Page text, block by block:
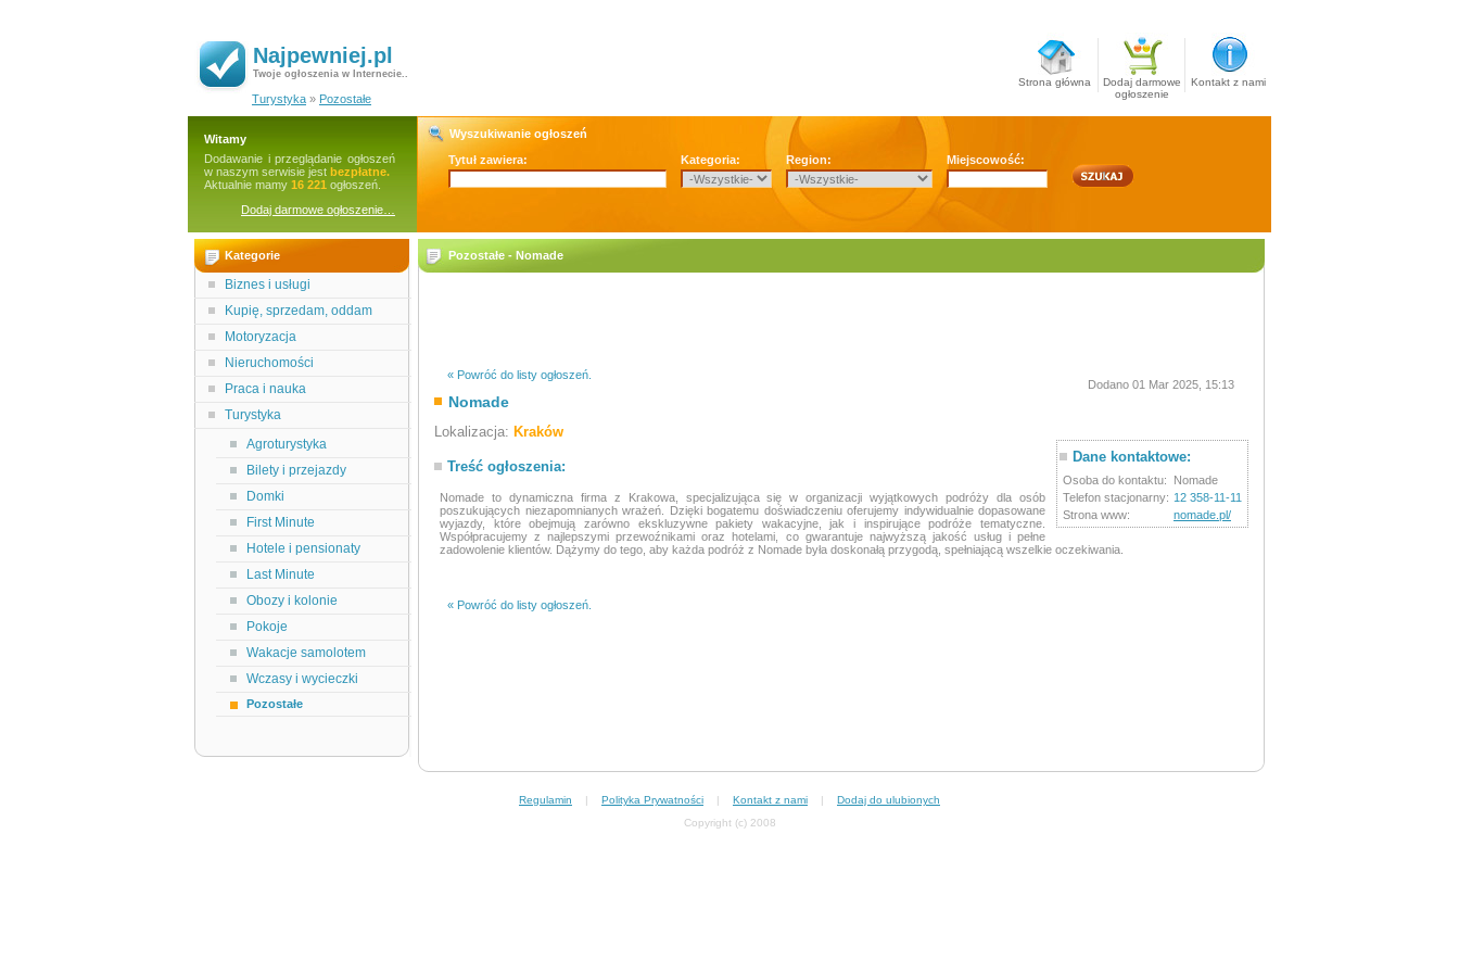
Najpewniej.pl
Twoje ogłoszenia w Internecie..
Strona główna
Dodaj darmowe
ogłoszenie
Kontakt z nami
Turystyka » Pozostałe
Witamy
Dodawanie i przeglądanie ogłoszeń
w naszym serwisie jest bezpłatne.
Aktualnie mamy 16 221 ogłoszeń.
Dodaj darmowe ogłoszenie…
Wyszukiwanie ogłoszeń
Tytuł zawiera:
Kategoria: Region: Miejscowość:
Kategorie
Biznes i usługi
Kupię, sprzedam, oddam
Motoryzacja
Nieruchomości
Praca i nauka
Turystyka
Agroturystyka
Bilety i przejazdy
Domki
First Minute
Hotele i pensionaty
Last Minute
Obozy i kolonie
Pokoje
Wakacje samolotem
Wczasy i wycieczki
Pozostałe
Pozostałe - Nomade
« Powróć do listy ogłoszeń.
Nomade
Dodano 01 Mar 2025, 15:13
Lokalizacja: Kraków
Dane kontaktowe:
Osoba do kontaktu:
Nomade
Telefon stacjonarny: 12 358-11-11
Strona www:
nomade.pl/
Treść ogłoszenia:
Nomade to dynamiczna firma z Krakowa, specjalizująca się w organizacji wyjątkowych podróży dla osób
poszukujących niezapomnianych wrażeń. Dzięki bogatemu doświadczeniu oferujemy indywidualnie dopasowane
wyjazdy, które obejmują zarówno ekskluzywne pakiety wakacyjne, jak i inspirujące podróże tematyczne.
Współpracujemy z najlepszymi przewoźnikami oraz hotelami, co gwarantuje najwyższą jakość usług i pełne
zadowolenie klientów. Dążymy do tego, aby każda podróż z Nomade była doskonałą przygodą, spełniającą wszelkie oczekiwania.
« Powróć do listy ogłoszeń.
Regulamin | Polityka Prywatności | Kontakt z nami | Dodaj do ulubionych
Copyright (c) 2008